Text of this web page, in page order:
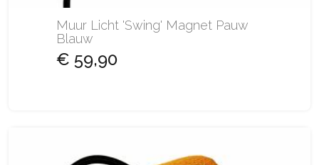
Muur Licht 'Swing' Magnet Pauw
Blauw
€ 59,90